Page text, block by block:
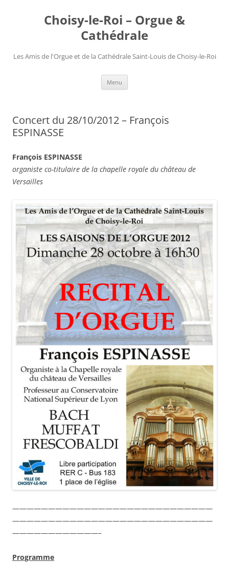
Choisy-le-Roi – Orgue &
Cathédrale
Les Amis de l'Orgue et de la Cathédrale Saint-Louis de Choisy-le-Roi
Menu
Concert du 28/10/2012 – François
ESPINASSE
François ESPINASSE
organiste co-titulaire de la chapelle royale du château de
Versailles
————————————————————————————
————————————————————————————
————————————–
Programme